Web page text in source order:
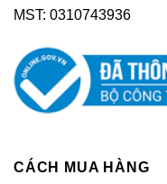
MST: 0310743936
CÁCH MUA HÀNG